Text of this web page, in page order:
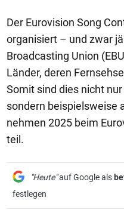
Der Eurovision Song
organisiert – und zwar
Broadcasting Union
Länder, deren
Somit sind dies nicht
sondern beispielsweise
nehmen 2025 beim
teil.
"Heute"auf Google als
festlegen